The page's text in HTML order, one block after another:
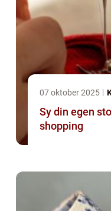
07 oktober 2025
Sy din egen
shopping